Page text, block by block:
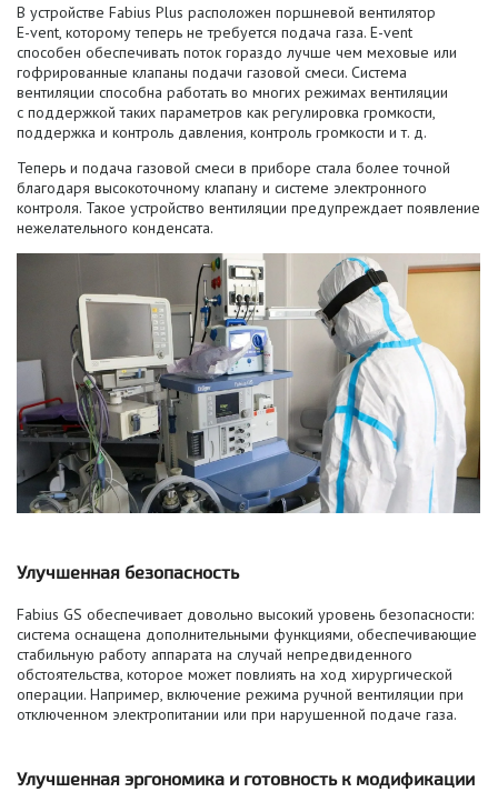
В устройстве Fabius Plus расположен поршневой вентилятор
E-vent , которому теперь не требуется подача газа. E-vent
способен обеспечивать поток гораздо лучше чем меховые или
гофрированные клапаны подачи газовой смеси. Система
вентиляции способна работать во многих режимах вентиляции
с поддержкой таких параметров как регулировка громкости,
поддержка и контроль давления, контроль громкости и т. д.
Теперь и подача газовой смеси в приборе стала более точной
благодаря высокоточному клапану и системе электронного
контроля. Такое устройство вентиляции предупреждает появление
нежелательного конденсата.
Улучшенная безопасность
Fabius GS обеспечивает довольно высокий уровень безопасности:
система оснащена дополнительными функциями, обеспечивающие
стабильную работу аппарата на случай непредвиденного
обстоятельства, которое может повлиять на ход хирургической
операции. Например, включение режима ручной вентиляции при
отключенном электропитании или при нарушенной подаче газа.
Улучшенная эргономика и готовность к модификации